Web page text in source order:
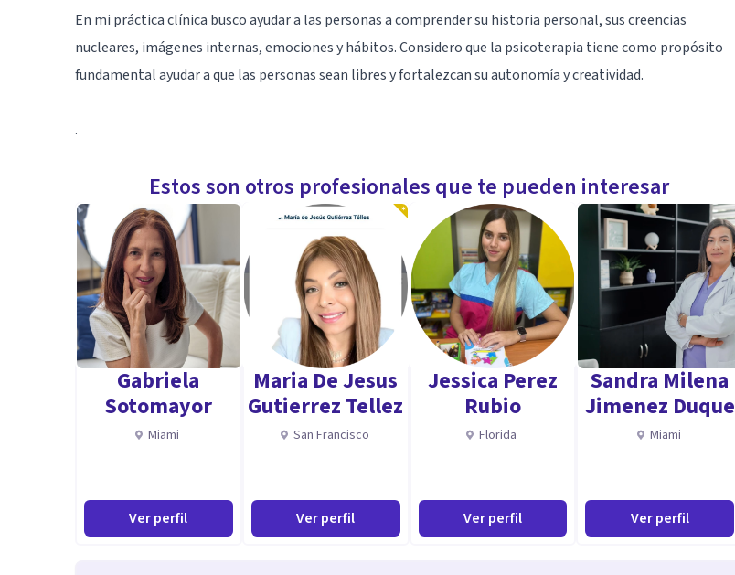
En mi práctica clínica busco ayudar a las personas a comprender su historia personal, sus creencias
nucleares, imágenes internas, emociones y hábitos. Considero que la psicoterapia tiene como propósito
fundamental ayudar a que las personas sean libres y fortalezcan su autonomía y creatividad.
.
Estos son otros profesionales que te pueden interesar
Gabriela
Sotomayor
Miami
Ver perfil
Maria De Jesus
Gutierrez Tellez
San Francisco
Ver perfil
Jessica Perez
Rubio
Florida
Ver perfil
Sandra Milena
Jimenez Duque
Miami
Ver perfil